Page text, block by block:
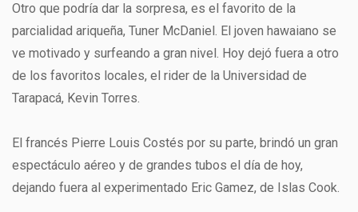
Otro que podría dar la sorpresa, es el favorito de la
parcialidad ariqueña, Tuner McDaniel. El joven hawaiano se
ve motivado y surfeando a gran nivel. Hoy dejó fuera a otro
de los favoritos locales, el rider de la Universidad de
Tarapacá, Kevin Torres.
El francés Pierre Louis Costés por su parte, brindó un gran
espectáculo aéreo y de grandes tubos el día de hoy,
dejando fuera al experimentado Eric Gamez, de Islas Cook.